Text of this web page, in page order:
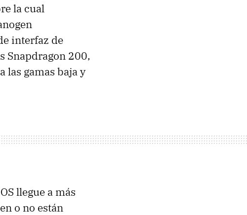
la cual
interfaz de
Snapdragon 200,
las gamas baja y
llegue a más
o no están